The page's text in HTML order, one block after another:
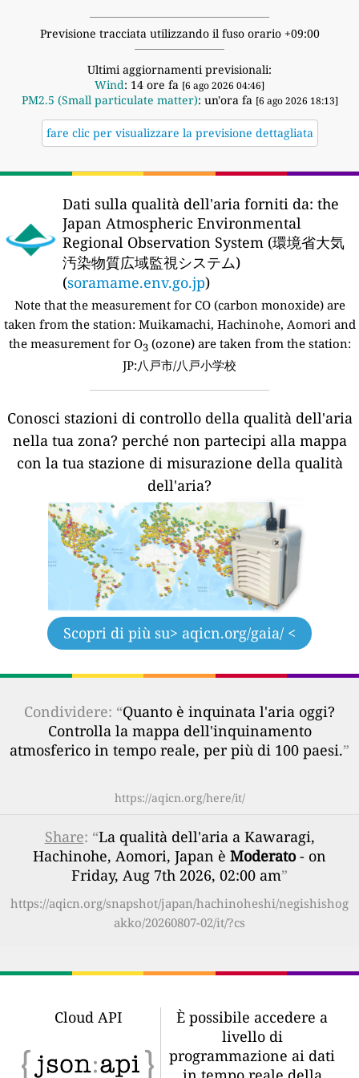
Previsione tracciata utilizzando il fuso orario +09:00
Ultimi aggiornamenti previsionali:
Wind: 14 ore fa [6 ago 2026 04:46]
PM2.5 (Small particulate matter): un'ora fa [6 ago 2026 18:13]
fare clic per visualizzare la previsione dettagliata
Dati sulla qualità dell'aria forniti da: the
Japan Atmospheric Environmental
Regional Observation System (環境省大気
汚染物質広域監視システム)
(soramame.env.go.jp)
Note that the measurement for CO (carbon monoxide) are
taken from the station: Muikamachi, Hachinohe, Aomori and
the measurement for O3(ozone) are taken from the station:
JP:八戸市/八戸小学校
Conosci stazioni di controllo della qualità dell'aria
nella tua zona? perché non partecipi alla mappa
con la tua stazione di misurazione della qualità
dell'aria?
Scopri di più su> aqicn.org/gaia/ <
Condividere: “Quanto è inquinata l'aria oggi?
Controlla la mappa dell'inquinamento
atmosferico in tempo reale, per più di 100 paesi.”
https://aqicn.org/here/it/
Share: “La qualità dell'aria a Kawaragi,
Hachinohe, Aomori, Japan è Moderato- on
Friday, Aug 7th 2026, 02:00 am”
https://aqicn.org/snapshot/japan/hachinoheshi/negishishog
akko/20260807-02/it/?cs
Cloud API
È possibile accedere a
livello di
programmazione ai dati